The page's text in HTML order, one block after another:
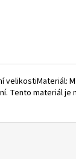
velikostiMateriál:
Tento materiál